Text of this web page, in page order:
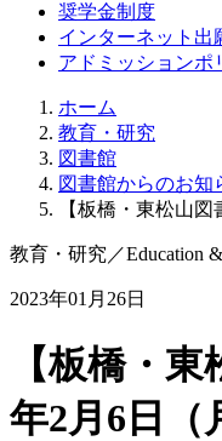
奨学金制度
インターネット出
アドミッションポ
ホーム
教育・研究
図書館
図書館からのお知
【板橋・東松山
教育・研究 ／Education
2023年01月26日
【板橋・
年2月6日（